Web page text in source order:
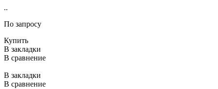
..
По запросу
Купить
В закладки
В сравнение
В закладки
В сравнение